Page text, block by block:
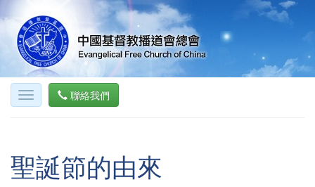
聯絡我們
聖誕節的由來